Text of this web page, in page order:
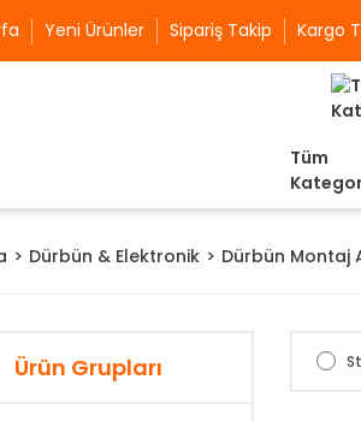
Yeni Ürünler Sipariş Takip Kargo
Tüm
Dürbün & Elektronik Dürbün Montaj
Ürün Grupları